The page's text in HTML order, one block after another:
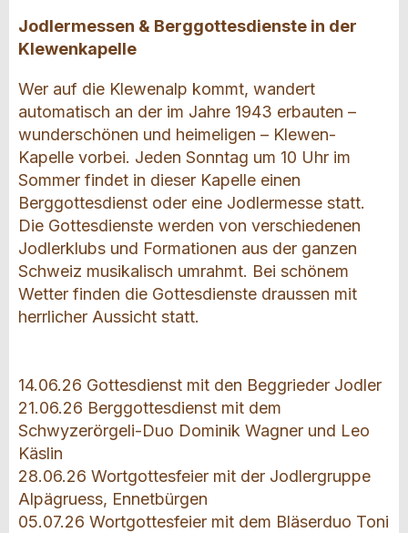
Jodlermessen & Berggottesdienste in der
Klewenkapelle
Wer auf die Klewenalp kommt, wandert
automatisch an der im Jahre 1943 erbauten –
wunderschönen und heimeligen – Klewen-
Kapelle vorbei. Jeden Sonntag um 10 Uhr im
Sommer findet in dieser Kapelle einen
Berggottesdienst oder eine Jodlermesse statt.
Die Gottesdienste werden von verschiedenen
Jodlerklubs und Formationen aus der ganzen
Schweiz musikalisch umrahmt. Bei schönem
Wetter finden die Gottesdienste draussen mit
herrlicher Aussicht statt.
14.06.26 Gottesdienst mit den Beggrieder Jodler
21.06.26 Berggottesdienst mit dem
Schwyzerörgeli-Duo Dominik Wagner und Leo
Käslin
28.06.26 Wortgottesfeier mit der Jodlergruppe
Alpägruess, Ennetbürgen
05.07.26 Wortgottesfeier mit dem Bläserduo Toni